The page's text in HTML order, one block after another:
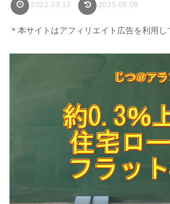
2022.03.13 2025.05.09
＊本サイトはアフィリエイト広告を利用し